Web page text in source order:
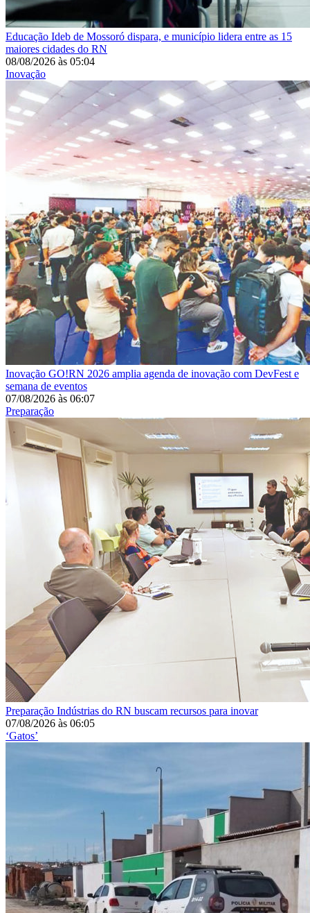
Educação Ideb de Mossoró dispara, e município lidera entre as 15
maiores cidades do RN
08/08/2026 às 05:04
Inovação
Inovação GO!RN 2026 amplia agenda de inovação com DevFest e
semana de eventos
07/08/2026 às 06:07
Preparação
Preparação Indústrias do RN buscam recursos para inovar
07/08/2026 às 06:05
‘Gatos’